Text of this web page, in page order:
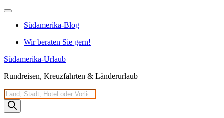
Zum
springenSüdamerika-Blog
Wir beraten Sie gern!
Südamerika-Urlaub
Rundreisen, Kreuzfahrten & Länderurlaub
Products
search